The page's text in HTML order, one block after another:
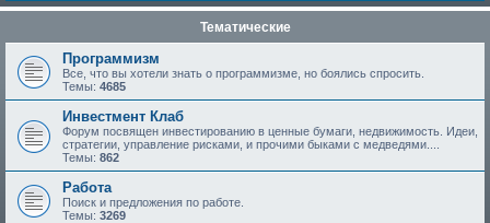
Тематические
Программизм
Все, что вы хотели знать о программизме, но боялись спросить.
Темы: 4685
Инвестмент Клаб
Форум посвящен инвестированию в ценные бумаги, недвижимость. Идеи,
стратегии, управление рисками, и прочими быками с медведями....
Темы: 862
Работа
Поиск и предложения по работе.
Темы: 3269